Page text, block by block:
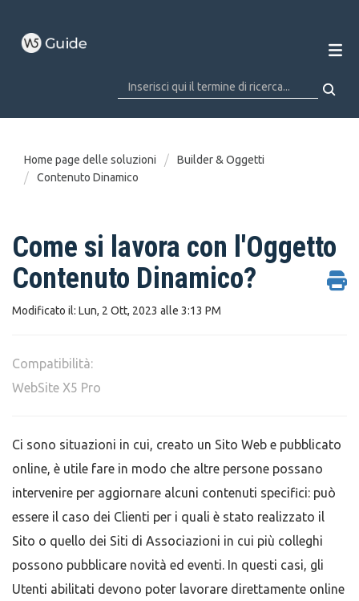
Home page delle soluzioni
Builder & Oggetti
Contenuto Dinamico
Come si lavora con l'Oggetto
Contenuto Dinamico?
Modificato il: Lun, 2 Ott, 2023 alle 3:13 PM
Compatibilità:
WebSite X5 Pro
Ci sono situazioni in cui, creato un Sito Web e pubblicato
online, è utile fare in modo che altre persone possano
intervenire per aggiornare alcuni contenuti specifici: può
essere il caso dei Clienti per i quali è stato realizzato il
Sito o quello dei Siti di Associazioni in cui più colleghi
possono pubblicare novità ed eventi. In questi casi, gli
Utenti abilitati devono poter lavorare direttamente online